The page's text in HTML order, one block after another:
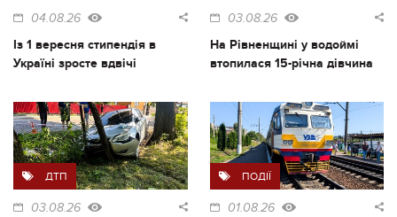
04.08.26
Із 1 вересня стипендія в
Україні зросте вдвічі
03.08.26
На Рівненщині у водоймі
втопилася 15-річна дівчина
ДТП
03.08.26
ПОДІЇ
01.08.26